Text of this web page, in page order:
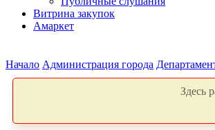
Витрина закупок
Амаркет
Начало Администрация города
Здесь